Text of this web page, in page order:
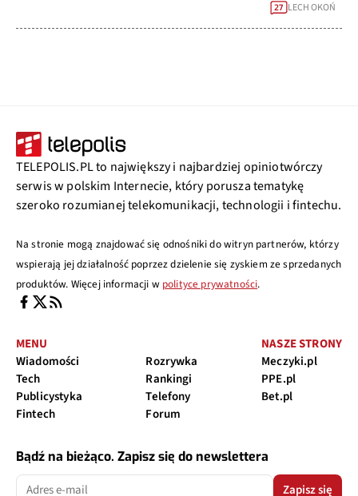
27 LECH OKOŃ
TELEPOLIS.PL to największy i najbardziej opiniotwórczy
serwis w polskim Internecie, który porusza tematykę
szeroko rozumianej telekomunikacji, technologii i fintechu.
Na stronie mogą znajdować się odnośniki do witryn partnerów, którzy
wspierają jej działalność poprzez dzielenie się zyskiem ze sprzedanych
produktów. Więcej informacji w polityce prywatności.
MENU
Wiadomości
Tech
Publicystyka
Fintech
Rozrywka
Rankingi
Telefony
Forum
NASZE STRONY
Meczyki.pl
PPE.pl
Bet.pl
Bądź na bieżąco. Zapisz się do newslettera
Zapisz się